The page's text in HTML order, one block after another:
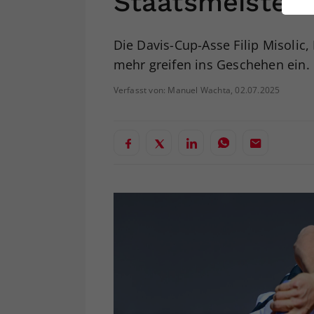
Die Davis-Cup-Asse Filip
mehr greifen ins Geschehen ein.
Verfasst von: Manuel Wachta, 02.07.2025